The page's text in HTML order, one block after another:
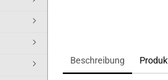
Beschreibung